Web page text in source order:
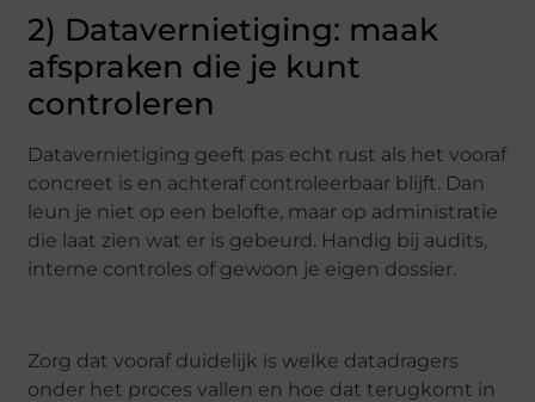
2) Datavernietiging: maak
afspraken die je kunt
controleren
Datavernietiging geeft pas echt rust als het vooraf
concreet is en achteraf controleerbaar blijft. Dan
leun je niet op een belofte, maar op administratie
die laat zien wat er is gebeurd. Handig bij audits,
interne controles of gewoon je eigen dossier.
Zorg dat vooraf duidelijk is welke datadragers
onder het proces vallen en hoe dat terugkomt in